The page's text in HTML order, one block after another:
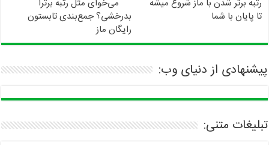
رتبه برتر شدن با ماز شروع میشه
تا پایان با شما
می‌خوای مثل رتبه برترا
بدرخشی؟ جمع‌بندی تابستون
رایگان ماز
پیشنهادی از دنیای وب:
تبلیغات متنی: